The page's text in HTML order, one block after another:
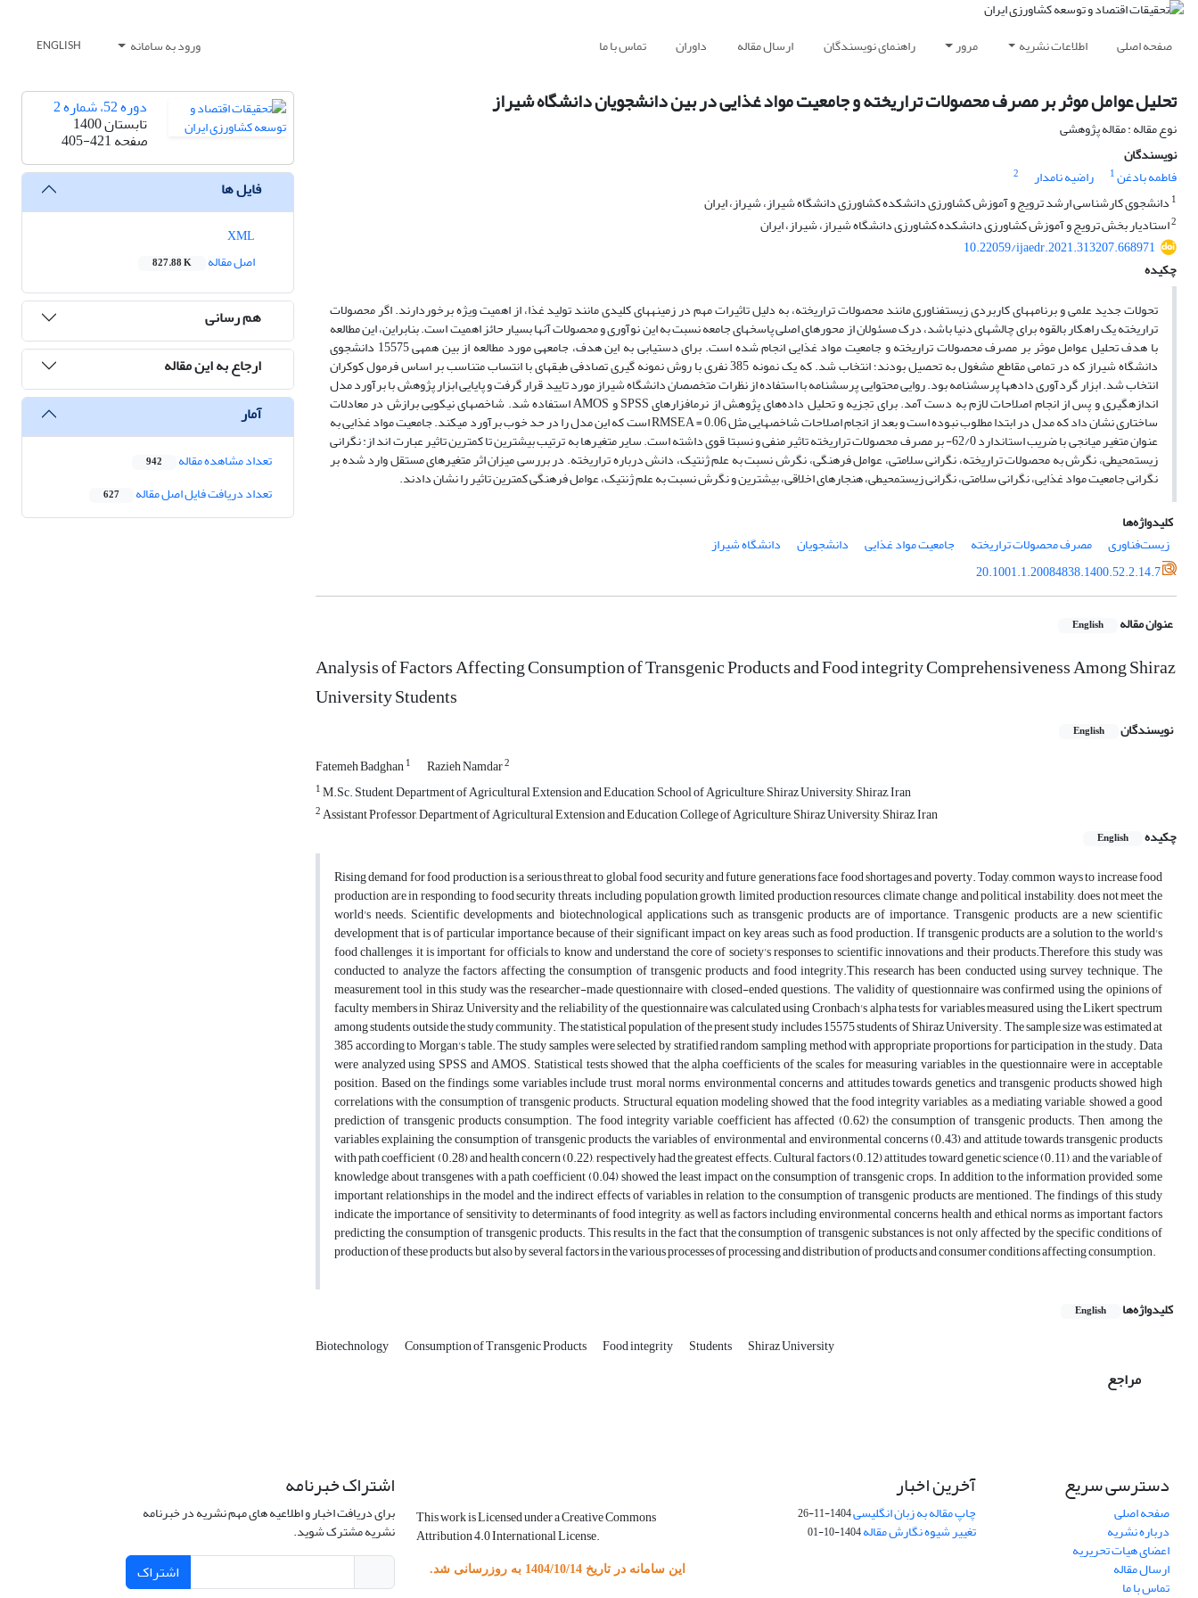
صفحه اصلی اطلاعات نشریه مرور راهنمای نویسندگان ارسال مقاله داوران تماس با ما ورود به سامانه ENGLISH
تحلیل عوامل موثر بر مصرف محصولات تراریخته و جامعیت مواد غذایی در بین دانشجویان دانشگاه شیراز
نوع مقاله : مقاله پژوهشی
نویسندگان
فاطمه بادغن1 راضیه نامدار
2
1 دانشجوی کارشناسی ارشد ترویج و آموزش کشاورزی دانشکده کشاورزی دانشگاه شیراز، شیراز، ایران
2استادیار بخش ترویج و آموزش کشاورزی دانشکده کشاورزی دانشگاه شیراز، شیراز، ایران
10.22059/ijaedr.2021.313207.668971
چکیده
تحولات جدید علمی و برنامه­های کاربردی زیست­فناوری مانند محصولات تراریخته، به دلیل تاثیرات مهم در زمینه­های کلیدی مانند تولید غذا، از اهمیت ویژه برخوردارند. اگر محصولات
تراریخته یک راهکار بالقوه برای چالش­های دنیا باشد، درک مسئولان از محور­های اصلی پاسخ­های­ جامعه نسبت به این نوآوری و محصولات آن­ها بسیار حائز اهمیت است. بنابراین، این مطالعه
با هدف تحلیل عوامل موثر بر مصرف محصولات تراریخته و جامعیت مواد غذایی انجام شده است. برای دستیابی به این هدف، جامعه­ی مورد مطالعه از بین همه­ی 15575 دانشجوی
دانشگاه شیراز که در تمامی مقاطع مشغول به تحصیل بودند؛ انتخاب شد. که یک نمونه 385 نفری با روش نمونه گیری تصادفی طبقه­ای با انتساب متناسب بر اساس فرمول کوکران
انتخاب شد. ابزار گردآوری داده­ها پرسشنامه بود. روایی محتوایی پرسشنامه با استفاده از نظرات متخصصان دانشگاه شیراز مورد تایید قرار گرفت و پایایی ابزار پژوهش با برآورد مدل
اندازه­گیری و پس از انجام اصلاحات لازم به دست آمد. برای تجزیه و تحلیل داده‌های پژوهش از نرم­افزارهای SPSS و AMOS استفاده شد. شاخص­های نیکویی برازش در معادلات
ساختاری نشان داد که مدل در ابتدا مطلوب نبوده است و بعد از انجام اصلاحات شاخص­هایی مثل RMSEA = 0.06 است که این مدل را در حد خوب برآورد می­کند. جامعیت مواد غذایی به
عنوان متغیر میانجی با ضریب استاندارد 62/0- بر مصرف محصولات تراریخته تاثیر منفی و نسبتا قوی داشته است. سایر متغیر­ها به ترتیب بیشترین تا کمترین تاثیر عبارت اند از: نگرانی
زیست­محیطی، نگرش به محصولات تراریخته، نگرانی سلامتی، عوامل فرهنگی، نگرش نسبت به علم ژنتیک، دانش درباره تراریخته. در بررسی میزان اثر متغیرهای مستقل وارد شده بر
نگرانی جامعیت مواد غذایی، نگرانی سلامتی، نگرانی زیست­محیطی، هنجارهای اخلاقی، بیشترین و نگرش نسبت به علم ژنتیک، عوامل فرهنگی کمترین تاثیر را نشان دادند.
کلیدواژه‌ها
زیست‌فناوری
مصرف محصولات تراریخته جامعیت مواد غذایی دانشجویان
دانشگاه شیراز
20.1001.1.20084838.1400.52.2.14.7
عنوان مقاله English
Analysis of Factors Affecting Consumption of Transgenic Products and Food integrity Comprehensiveness Among Shiraz
University Students
نویسندگان English
Fatemeh Badghan1 Razieh Namdar2
1M.Sc. Student, Department of Agricultural Extension and Education, School of Agriculture, Shiraz University, Shiraz, Iran
2Assistant Professor, Department of Agricultural Extension and Education, College of Agriculture, Shiraz University, Shiraz, Iran
چکیده
English
Rising demand for food production is a serious threat to global food security and future generations face food shortages and poverty. Today, common ways to increase food
production are in responding to food security threats, including population growth, limited production resources, climate change, and political instability, does not meet the
world's needs. Scientific developments and biotechnological applications such as transgenic products are of importance. Transgenic products, are a new scientific
development that is of particular importance because of their significant impact on key areas such as food production. If transgenic products are a solution to the world's
food challenges, it is important for officials to know and understand the core of society's responses to scientific innovations and their products.Therefore, this study was
conducted to analyze the factors affecting the consumption of transgenic products and food integrity.This research has been conducted using survey technique. The
measurement tool in this study was the researcher-made questionnaire with closed-ended questions. The validity of questionnaire was confirmed using the opinions of
faculty members in Shiraz University and the reliability of the questionnaire was calculated using Cronbach's alpha tests for variables measured using the Likert spectrum
among students outside the study community. The statistical population of the present study includes 15575 students of Shiraz University. The sample size was estimated at
385 according to Morgan's table. The study samples were selected by stratified random sampling method with appropriate proportions for participation in the study. Data
were analyzed using SPSS and AMOS. Statistical tests showed that the alpha coefficients of the scales for measuring variables in the questionnaire were in acceptable
position. Based on the findings, some variables include trust, moral norms, environmental concerns and attitudes towards genetics and transgenic products showed high
correlations with the consumption of transgenic products. Structural equation modeling showed that the food integrity variables, as a mediating variable, showed a good
prediction of transgenic products consumption. The food integrity variable coefficient has affected (0.62) the consumption of transgenic products. Then, among the
variables explaining the consumption of transgenic products, the variables of environmental and environmental concerns (0.43) and attitude towards transgenic products
with path coefficient (0.28) and health concern (0.22), respectively had the greatest effects. Cultural factors (0.12) attitudes toward genetic science (0.11), and the variable of
knowledge about transgenes with a path coefficient (0.04) showed the least impact on the consumption of transgenic crops. In addition to the information provided, some
important relationships in the model and the indirect effects of variables in relation to the consumption of transgenic products are mentioned. The findings of this study
indicate the importance of sensitivity to determinants of food integrity, as well as factors including environmental concerns, health and ethical norms as important factors
predicting the consumption of transgenic products. This results in the fact that the consumption of transgenic substances is not only affected by the specific conditions of
production of these products, but also by several factors in the various processes of processing and distribution of products and consumer conditions affecting consumption.
کلیدواژه‌ها English
Biotechnology Consumption of Transgenic Products Food integrity Students Shiraz University
مراجع
دوره 52، شماره 2
تابستان 1400
صفحه405-421
فایل ها
اصل مقاله
827.88 K
هم رسانی
ارجاع به این مقاله
آمار
تعداد مشاهده مقاله 942
تعداد دریافت فایل اصل مقاله 627
دسترسی سریع
صفحه اصلی
درباره نشریه
اعضای هیات تحریریه
ارسال مقاله
تماس با ما
آخرین اخبار
چاپ مقاله به زبان انگلیسی1404-11-26
تغییر شیوه نگارش مقاله1404-10-01
This work is Licensed under a Creative Commons
Attribution 4.0 International License.
این سامانه در تاریخ 1404/10/14 به روزرسانی شد.
اشتراک خبرنامه
برای دریافت اخبار و اطلاعیه های مهم نشریه در خبرنامه
نشریه مشترک شوید.
اشتراک